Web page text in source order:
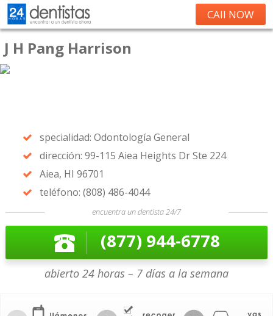
CAll NOW
J H Pang Harrison
specialidad: Odontología General
dirección: 99-115 Aiea Heights Dr Ste 224
Aiea, HI 96701
teléfono: (808) 486-4044
encuentra un dentista 24/7
(877) 944-6778
abierto 24 horas – 7 días a la semana